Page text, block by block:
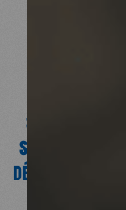
SUIVEZ
SOCIAUX,
DÉCOUVREZ